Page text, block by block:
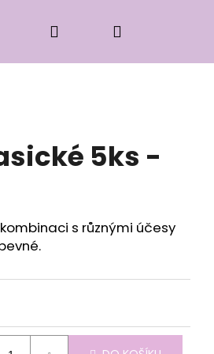
k zaplétání
Přihlášení
5ks -
s různými účesy